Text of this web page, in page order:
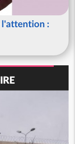
l'attention :